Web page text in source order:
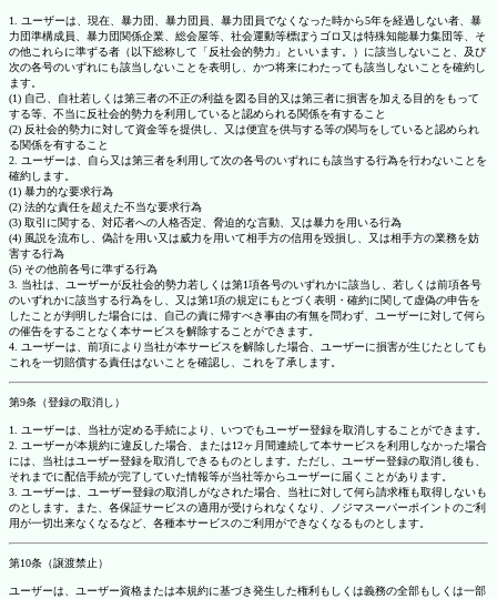
1. ユーザーは、現在、暴力団、暴力団員、暴力団員でなくなった時から5年を経過しない者、暴
力団準構成員、暴力団関係企業、総会屋等、社会運動等標ぼうゴロ又は特殊知能暴力集団等、そ
の他これらに準ずる者（以下総称して「反社会的勢力」といいます。）に該当しないこと、及び
次の各号のいずれにも該当しないことを表明し、かつ将来にわたっても該当しないことを確約し
ます。
(1) 自己、自社若しくは第三者の不正の利益を図る目的又は第三者に損害を加える目的をもって
する等、不当に反社会的勢力を利用していると認められる関係を有すること
(2) 反社会的勢力に対して資金等を提供し、又は便宜を供与する等の関与をしていると認められ
る関係を有すること
2. ユーザーは、自ら又は第三者を利用して次の各号のいずれにも該当する行為を行わないことを
確約します。
(1) 暴力的な要求行為
(2) 法的な責任を超えた不当な要求行為
(3) 取引に関する、対応者への人格否定、脅迫的な言動、又は暴力を用いる行為
(4) 風説を流布し、偽計を用い又は威力を用いて相手方の信用を毀損し、又は相手方の業務を妨
害する行為
(5) その他前各号に準ずる行為
3. 当社は、ユーザーが反社会的勢力若しくは第1項各号のいずれかに該当し、若しくは前項各号
のいずれかに該当する行為をし、又は第1項の規定にもとづく表明・確約に関して虚偽の申告を
したことが判明した場合には、自己の責に帰すべき事由の有無を問わず、ユーザーに対して何ら
の催告をすることなく本サービスを解除することができます。
4. ユーザーは、前項により当社が本サービスを解除した場合、ユーザーに損害が生じたとしても
これを一切賠償する責任はないことを確認し、これを了承します。
第9条（登録の取消し）
1. ユーザーは、当社が定める手続により、いつでもユーザー登録を取消しすることができます。
2. ユーザーが本規約に違反した場合、または12ヶ月間連続して本サービスを利用しなかった場合
には、当社はユーザー登録を取消しできるものとします。ただし、ユーザー登録の取消し後も、
それまでに配信手続が完了していた情報等が当社等からユーザーに届くことがあります。
3. ユーザーは、ユーザー登録の取消しがなされた場合、当社に対して何ら請求権も取得しないも
のとします。また、各保証サービスの適用が受けられなくなり、ノジマスーパーポイントのご利
用が一切出来なくなるなど、各種本サービスのご利用ができなくなるものとします。
第10条（譲渡禁止）
ユーザーは、ユーザー資格または本規約に基づき発生した権利もしくは義務の全部もしくは一部